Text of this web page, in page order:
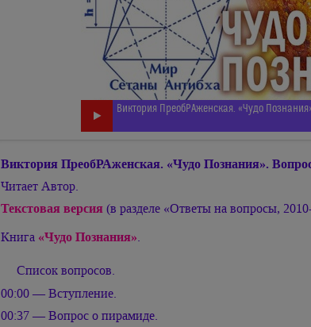
Виктория ПреобРАженская. «Чудо
Виктория ПреобРАженская. «Чудо Познания».
Читает Автор.
Текстовая версия(в разделе «Ответы на вопросы,
Книга «Чудо Познания».
Список вопросов.
00:00 — Вступление.
00:37 — Вопрос о пирамиде.